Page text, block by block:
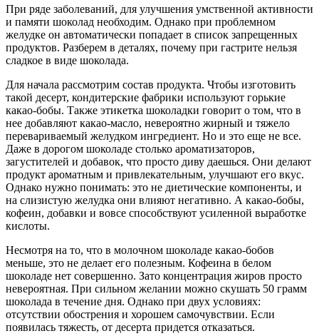
При ряде заболеваний, для улучшения умственной активности
и памяти шоколад необходим. Однако при проблемном
желудке он автоматически попадает в список запрещенных
продуктов. Разберем в деталях, почему при гастрите нельзя
сладкое в виде шоколада.
Для начала рассмотрим состав продукта. Чтобы изготовить
такой десерт, кондитерские фабрики используют горькие
какао-бобы. Также этикетка шоколадки говорит о том, что в
нее добавляют какао-масло, невероятно жирный и тяжело
перевариваемый желудком ингредиент. Но и это еще не все.
Даже в дорогом шоколаде столько ароматизаторов,
загустителей и добавок, что просто диву даешься. Они делают
продукт ароматным и привлекательным, улучшают его вкус.
Однако нужно понимать: это не диетические компоненты, и
на слизистую желудка они влияют негативно. А какао-бобы,
кофеин, добавки и вовсе способствуют усиленной выработке
кислоты.
Несмотря на то, что в молочном шоколаде какао-бобов
меньше, это не делает его полезным. Кофеина в белом
шоколаде нет совершенно. Зато концентрация жиров просто
невероятная. При сильном желании можно скушать 50 грамм
шоколада в течение дня. Однако при двух условиях:
отсутствии обострения и хорошем самочувствии. Если
появилась тяжесть, от десерта придется отказаться.